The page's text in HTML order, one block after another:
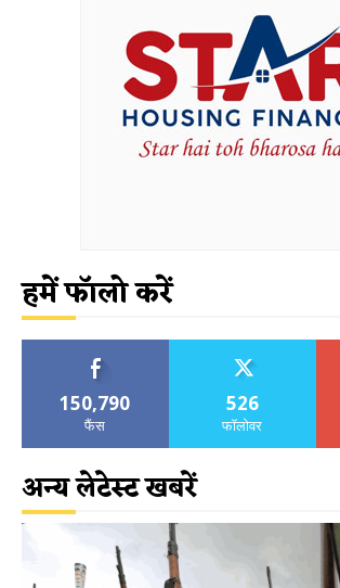
हमें फॉलो करें
150,790
फैंस
526
फॉलोवर
अन्य लेटेस्ट खबरें